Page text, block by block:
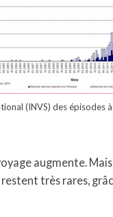
(INVS) des épisodes à
augmente.
très rares,